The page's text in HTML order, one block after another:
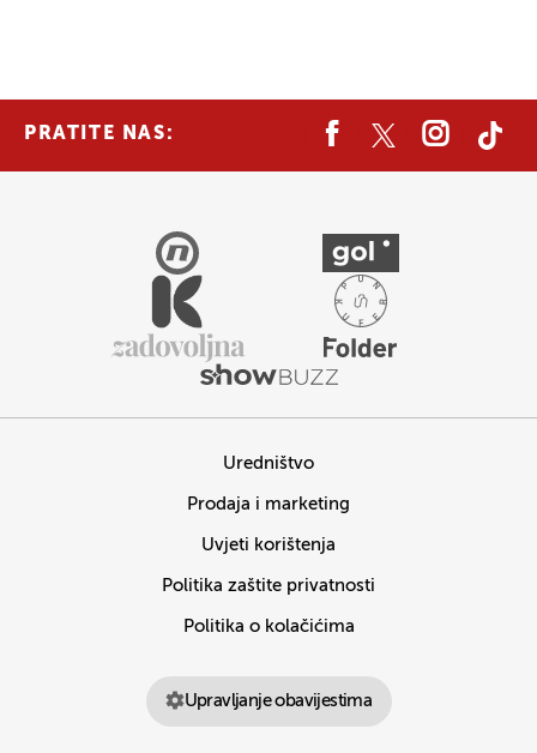
PRATITE NAS:
Uredništvo
Prodaja i marketing
Uvjeti korištenja
Politika zaštite privatnosti
Politika o kolačićima
Upravljanje obavijestima